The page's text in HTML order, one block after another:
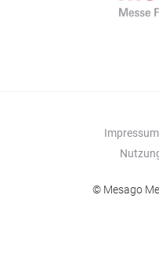
Impressum
© Mesago